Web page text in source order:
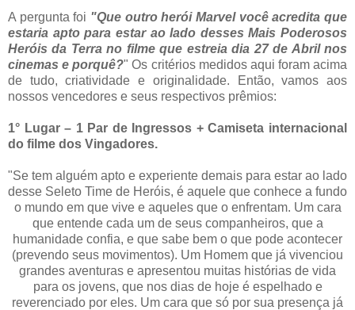
A pergunta foi "Que outro herói Marvel você acredita que
estaria apto para estar ao lado desses Mais Poderosos
Heróis da Terra no filme que estreia dia 27 de Abril nos
cinemas e porquê?" Os critérios medidos aqui foram acima
de tudo, criatividade e originalidade. Então, vamos aos
nossos vencedores e seus respectivos prêmios:
1° Lugar – 1 Par de Ingressos + Camiseta internacional
do filme dos Vingadores.
"Se tem alguém apto e experiente demais para estar ao lado
desse Seleto Time de Heróis, é aquele que conhece a fundo
o mundo em que vive e aqueles que o enfrentam. Um cara
que entende cada um de seus companheiros, que a
humanidade confia, e que sabe bem o que pode acontecer
(prevendo seus movimentos). Um Homem que já vivenciou
grandes aventuras e apresentou muitas histórias de vida
para os jovens, que nos dias de hoje é espelhado e
reverenciado por eles. Um cara que só por sua presença já